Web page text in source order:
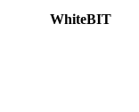
WhiteBIT